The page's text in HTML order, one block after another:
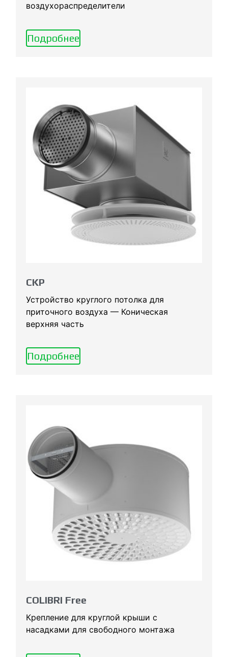
воздухораспределители
Подробнее
CKP
Устройство круглого потолка для
приточного воздуха — Коническая
верхняя часть
Подробнее
COLIBRI Free
Крепление для круглой крыши с
насадками для свободного монтажа